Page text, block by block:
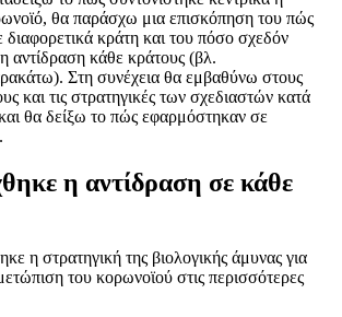
θα παράσχω μια επισκόπηση του πώς
κράτη και του πόσο σχεδόν
αντίδραση κάθε κράτους (βλ.
Στη συνέχεια θα εμβαθύνω στους
και τις στρατηγικές των σχεδιαστών κατά
θα δείξω το πώς εφαρμόστηκαν σε
η αντίδραση σε κάθε
η στρατηγική της βιολογικής άμυνας για
του κορωνοϊού στις περισσότερες